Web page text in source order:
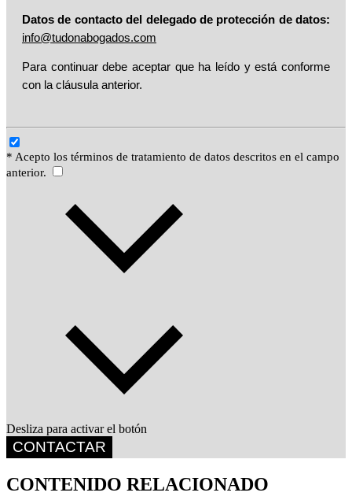
Datos de contacto del delegado de protección de datos:
info@tudonabogados.com
Para continuar debe aceptar que ha leído y está conforme
con la cláusula anterior.
* Acepto los términos de tratamiento de datos descritos en el campo
anterior.
Desliza para activar el botón
CONTACTAR
CONTENIDO RELACIONADO